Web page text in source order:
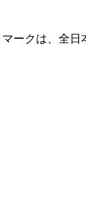
ークは、全日